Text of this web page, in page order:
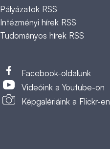
Pályázatok RSS
Intézményi hírek RSS
Tudományos hírek RSS
Facebook-oldalunk
Videóink a Youtube-on
Képgalériáink a Flickr-en